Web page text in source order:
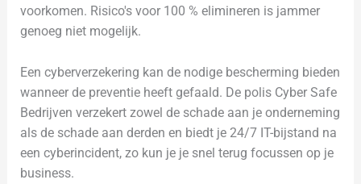
voorkomen. Risico's voor 100 % elimineren is jammer
genoeg niet mogelijk.
Een cyberverzekering kan de nodige bescherming bieden
wanneer de preventie heeft gefaald. De polis Cyber Safe
Bedrijven verzekert zowel de schade aan je onderneming
als de schade aan derden en biedt je 24/7 IT-bijstand na
een cyberincident, zo kun je je snel terug focussen op je
business.